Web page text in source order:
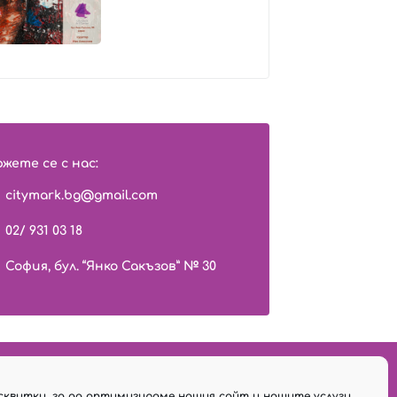
се с нас:
citymark.bg@gmail.com
02/ 931 03 18
София, бул. “Янко Сакъзов” № 30